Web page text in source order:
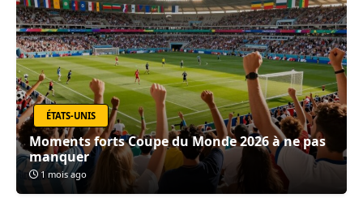
ÉTATS-UNIS
Moments forts Coupe du Monde 2026 à ne pas
manquer
1 mois ago